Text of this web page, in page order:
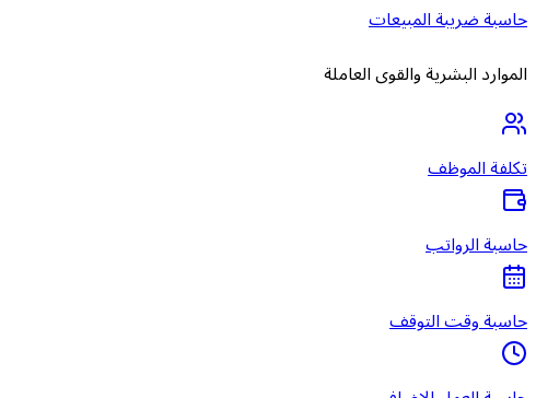
حاسبة ضريبة المبيعات
الموارد البشرية والقوى العاملة
تكلفة الموظف
حاسبة الرواتب
حاسبة وقت التوقف